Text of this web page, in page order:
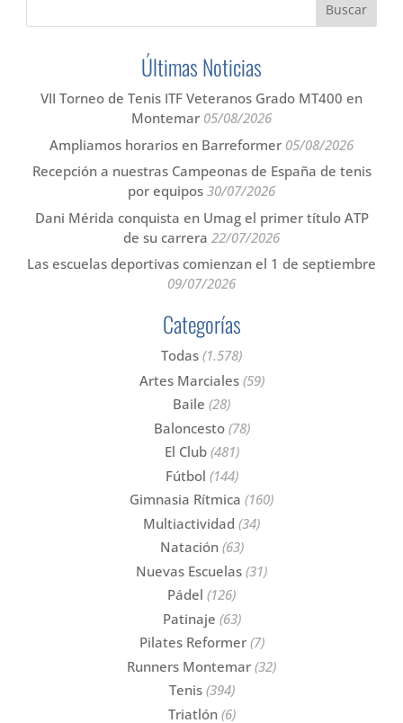
Últimas Noticias
VII Torneo de Tenis ITF Veteranos Grado MT400 en
Montemar 05/08/2026
Ampliamos horarios en Barreformer 05/08/2026
Recepción a nuestras Campeonas de España de tenis
por equipos 30/07/2026
Dani Mérida conquista en Umag el primer título ATP
de su carrera 22/07/2026
Las escuelas deportivas comienzan el 1 de septiembre
09/07/2026
Categorías
Todas (1.578)
Artes Marciales(59)
Baile (28)
Baloncesto(78)
El Club(481)
Fútbol (144)
Gimnasia Rítmica (160)
Multiactividad (34)
Natación(63)
Nuevas Escuelas (31)
Pádel (126)
Patinaje (63)
Pilates Reformer(7)
Runners Montemar (32)
Tenis(394)
Triatlón(6)